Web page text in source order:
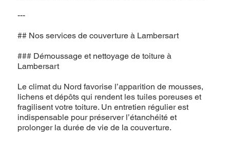
---
## Nos services de couverture à Lambersart
### Démoussage et nettoyage de toiture à
Lambersart
Le climat du Nord favorise l’apparition de mousses,
lichens et dépôts qui rendent les tuiles poreuses et
fragilisent votre toiture. Un entretien régulier est
indispensable pour préserver l’étanchéité et
prolonger la durée de vie de la couverture.